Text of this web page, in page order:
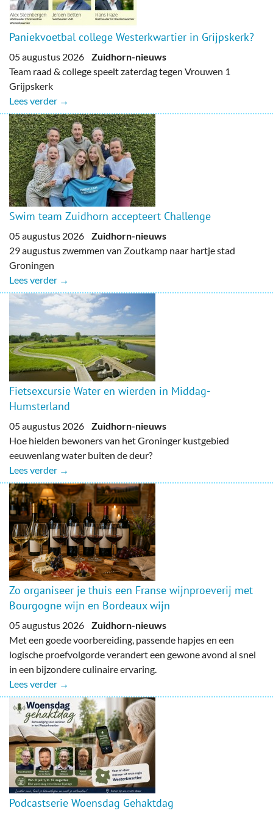
Paniekvoetbal college Westerkwartier in Grijpskerk?
05 augustus 2026 Zuidhorn-nieuws
Team raad & college speelt zaterdag tegen Vrouwen 1
Grijpskerk
Lees verder →
Swim team Zuidhorn accepteert Challenge
05 augustus 2026 Zuidhorn-nieuws
29 augustus zwemmen van Zoutkamp naar hartje stad
Groningen
Lees verder →
Fietsexcursie Water en wierden in Middag-
Humsterland
05 augustus 2026 Zuidhorn-nieuws
Hoe hielden bewoners van het Groninger kustgebied
eeuwenlang water buiten de deur?
Lees verder →
Zo organiseer je thuis een Franse wijnproeverij met
Bourgogne wijn en Bordeaux wijn
05 augustus 2026 Zuidhorn-nieuws
Met een goede voorbereiding, passende hapjes en een
logische proefvolgorde verandert een gewone avond al snel
in een bijzondere culinaire ervaring.
Lees verder →
Podcastserie Woensdag Gehaktdag